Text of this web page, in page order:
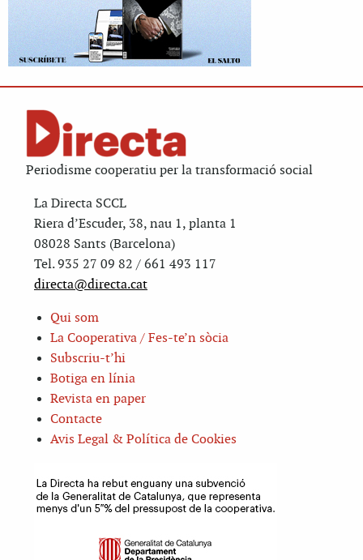
Periodisme cooperatiu per la transformació social
La Directa SCCL
Riera d’Escuder, 38, nau 1, planta 1
08028 Sants (Barcelona)
Tel. 935 27 09 82 / 661 493 117
directa@directa.cat
Qui som
La Cooperativa / Fes-te’n sòcia
Subscriu-t’hi
Botiga en línia
Revista en paper
Contacte
Avis Legal & Política de Cookies